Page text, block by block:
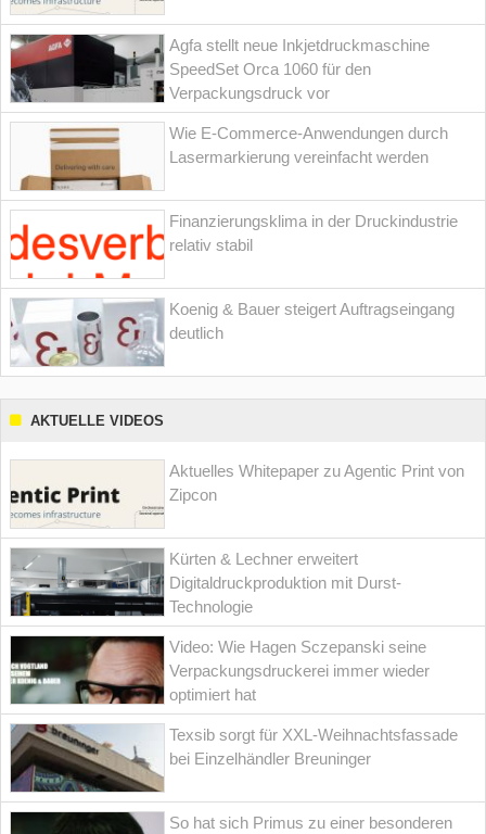
Agfa stellt neue Inkjetdruckmaschine
SpeedSet Orca 1060 für den
Verpackungsdruck vor
Wie E-Commerce-Anwendungen durch
Lasermarkierung vereinfacht werden
Finanzierungsklima in der Druckindustrie
relativ stabil
Koenig & Bauer steigert Auftragseingang
deutlich
AKTUELLE VIDEOS
Aktuelles Whitepaper zu Agentic Print von
Zipcon
Kürten & Lechner erweitert
Digitaldruckproduktion mit Durst-
Technologie
Video: Wie Hagen Sczepanski seine
Verpackungsdruckerei immer wieder
optimiert hat
Texsib sorgt für XXL-Weihnachtsfassade
bei Einzelhändler Breuninger
So hat sich Primus zu einer besonderen